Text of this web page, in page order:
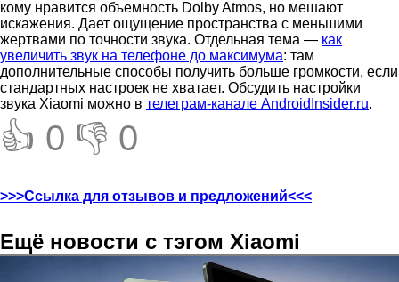
кому нравится объемность Dolby Atmos, но мешают
искажения. Дает ощущение пространства с меньшими
жертвами по точности звука. Отдельная тема — как
увеличить звук на телефоне до максимума: там
дополнительные способы получить больше громкости, если
стандартных настроек не хватает. Обсудить настройки
звука Xiaomi можно в телеграм-канале AndroidInsider.ru.
👍 0 👎 0
>>>Ссылка для отзывов и предложений<<<
Ещё новости с тэгом Xiaomi